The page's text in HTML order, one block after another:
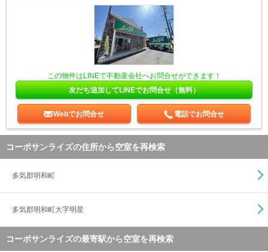
この物件はLINEで不動産会社へお問合せができます！
友だち追加してLINEでお問合せ（無料）
Webでお問合せ 電話でお問合せ
コーポサンライズの住所から空室を再検索
多気郡明和町
多気郡明和町大字明星
コーポサンライズの最寄駅から空室を再検索